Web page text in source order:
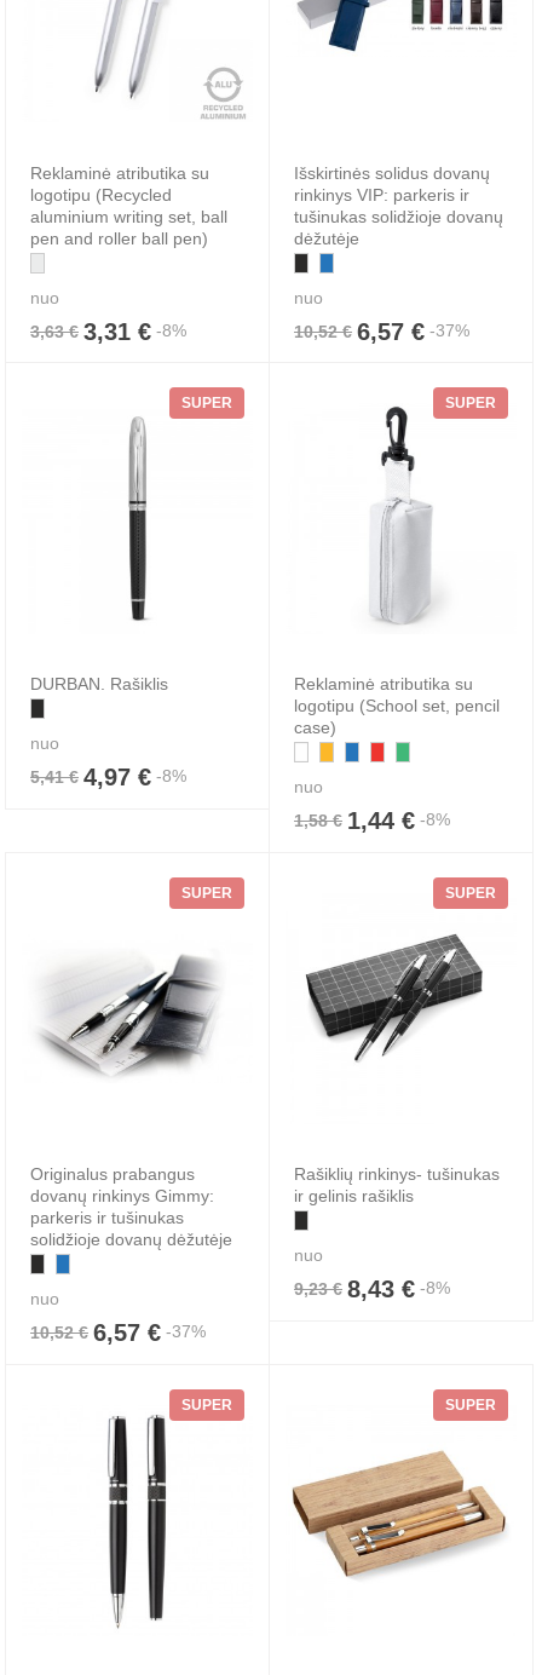
Reklaminė atributika su
logotipu (Recycled
aluminium writing set, ball
pen and roller ball pen)
nuo
3,63 € 3,31 € -8%
Išskirtinės solidus dovanų
rinkinys VIP: parkeris ir
tušinukas solidžioje dovanų
dėžutėje
nuo
10,52 € 6,57 € -37%
SUPER
DURBAN. Rašiklis
nuo
5,41 € 4,97 € -8%
SUPER
Reklaminė atributika su
logotipu (School set, pencil
case)
nuo
1,58 € 1,44 € -8%
SUPER
Originalus prabangus
dovanų rinkinys Gimmy:
parkeris ir tušinukas
solidžioje dovanų dėžutėje
nuo
10,52 € 6,57 € -37%
SUPER
Rašiklių rinkinys- tušinukas
ir gelinis rašiklis
nuo
9,23 € 8,43 € -8%
SUPER SUPER